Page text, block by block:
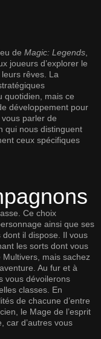
de Magic: Legends
joueurs d’explorer le
rêves. La
quotidien, mais ce
développement pour
parler de
qui nous distinguent
ceux spécifiques
Ce choix
ainsi que ses
il dispose. Il vous
les sorts dont vous
mais sachez
Au fur et à
vous dévoilerons
classes. En
de chacune d’entre
, le Mage de l’esprit
car d’autres vous